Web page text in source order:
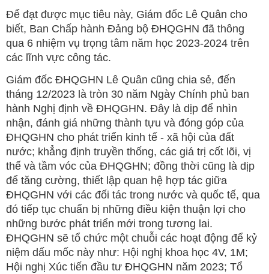
Để đạt được mục tiêu này, Giám đốc Lê Quân cho
biết, Ban Chấp hành Đảng bộ ĐHQGHN đã thông
qua 6 nhiệm vụ trọng tâm năm học 2023-2024 trên
các lĩnh vực công tác.
Giám đốc ĐHQGHN Lê Quân cũng chia sẻ, đến
tháng 12/2023 là tròn 30 năm Ngày Chính phủ ban
hành Nghị định về ĐHQGHN. Đây là dịp để nhìn
nhận, đánh giá những thành tựu và đóng góp của
ĐHQGHN cho phát triển kinh tế - xã hội của đất
nước; khẳng định truyền thống, các giá trị cốt lõi, vị
thế và tầm vóc của ĐHQGHN; đồng thời cũng là dịp
để tăng cường, thiết lập quan hệ hợp tác giữa
ĐHQGHN với các đối tác trong nước và quốc tế, qua
đó tiếp tục chuẩn bị những điều kiện thuận lợi cho
những bước phát triển mới trong tương lai.
ĐHQGHN sẽ tổ chức một chuỗi các hoạt động để kỷ
niệm dấu mốc này như: Hội nghị khoa học 4V, 1M;
Hội nghị Xúc tiến đầu tư ĐHQGHN năm 2023; Tổ